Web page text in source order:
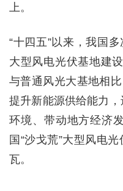
上。
“十四五”以来，我国
大型风电光伏基地建
与普通风光大基地相
提升新能源供给能力
环境、带动地方经济
国“沙戈荒”大型风电
瓦。